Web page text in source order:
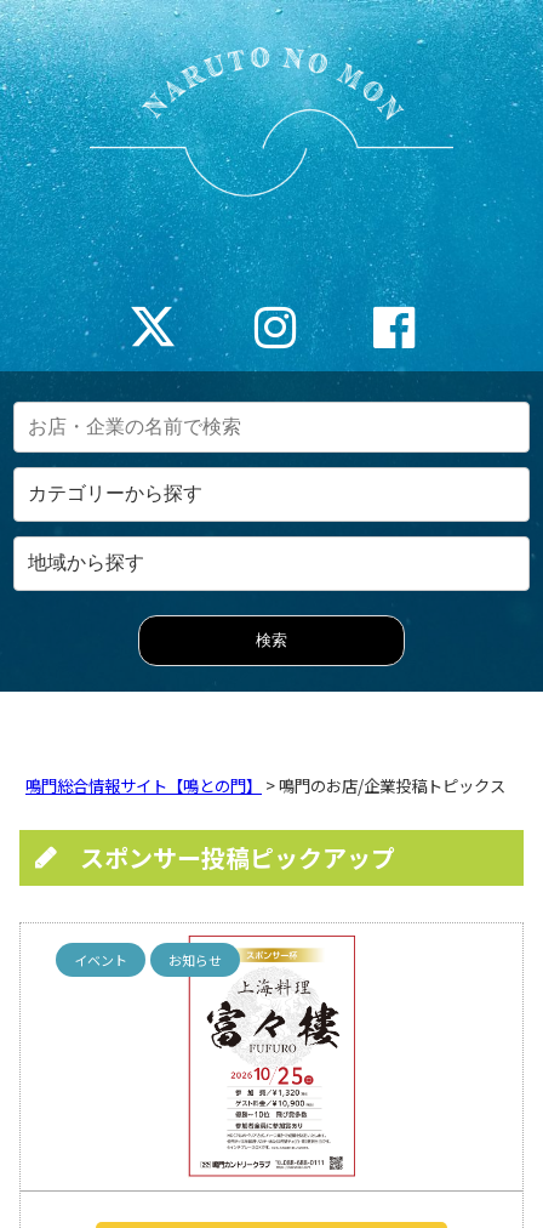
鳴門総合情報サイト【鳴との門】 > 鳴門のお店/企業投稿トピックス
スポンサー投稿ピックアップ
イベント お知らせ